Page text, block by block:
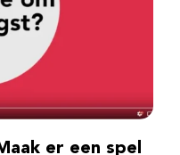
er een spel